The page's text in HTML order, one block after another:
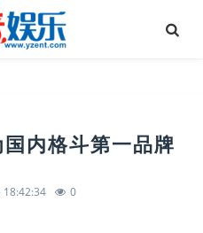
内格斗第一品牌
0